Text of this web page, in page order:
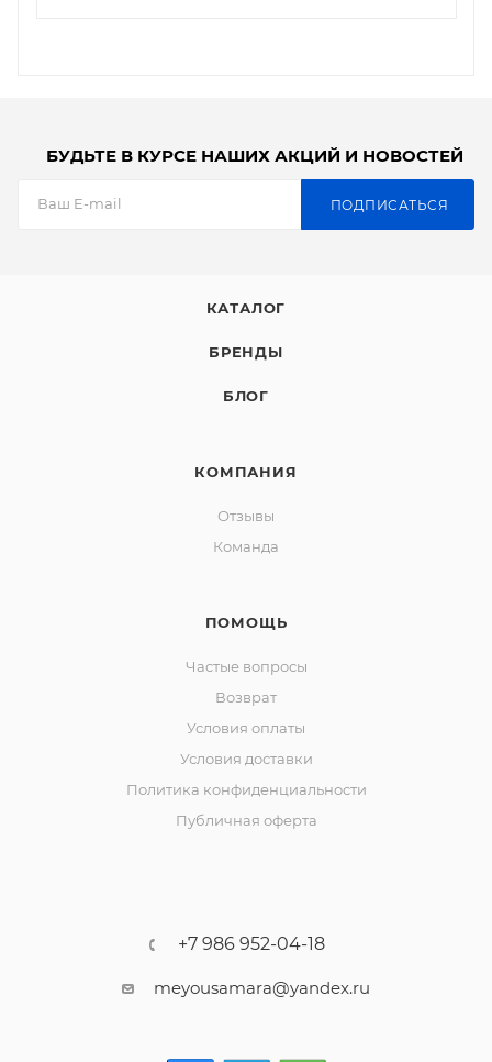
БУДЬТЕ В КУРСЕ НАШИХ АКЦИЙ И НОВОСТЕЙ
ПОДПИСАТЬСЯ
КАТАЛОГ
БРЕНДЫ
БЛОГ
КОМПАНИЯ
Отзывы
Команда
ПОМОЩЬ
Частые вопросы
Возврат
Условия оплаты
Условия доставки
Политика конфиденциальности
Публичная оферта
+7 986 952-04-18
meyousamara@yandex.ru